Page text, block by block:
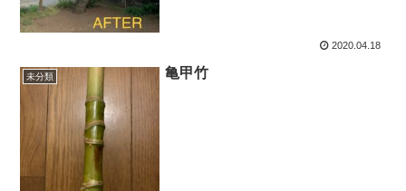
2020.04.18
未分類 亀甲竹